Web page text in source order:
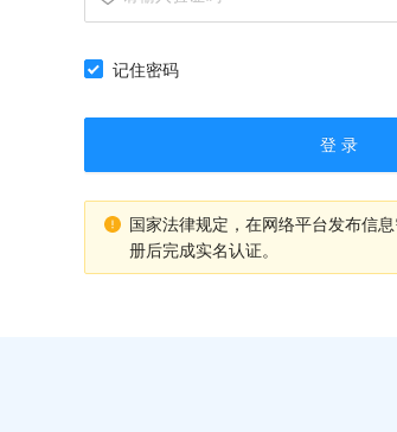
记住密码
登 录
国家法律规定，在网络平台发布信
册后完成实名认证。